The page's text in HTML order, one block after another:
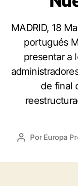
MADRID, 18
portugués
presentar a
de final
Autor
Por Europa